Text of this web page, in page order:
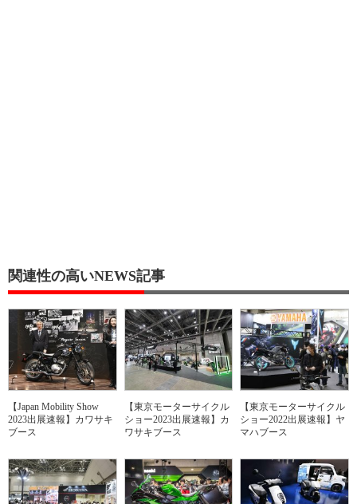
関連性の高いNEWS記事
【Japan Mobility Show
2023出展速報】カワサキ
ブース
【東京モーターサイクル
ショー2023出展速報】カ
ワサキブース
【東京モーターサイクル
ショー2022出展速報】ヤ
マハブース